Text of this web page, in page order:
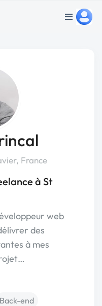
France
à St
web
des
à mes
Back-end